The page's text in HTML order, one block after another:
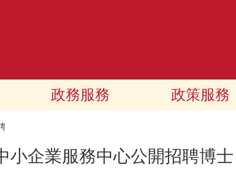
政務服務 政策服務
小企業服務中心公開招聘博